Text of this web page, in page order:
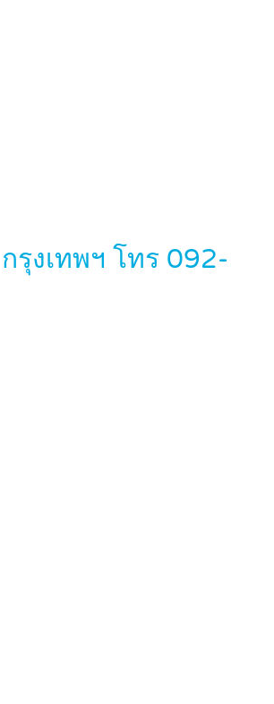
รุงเทพฯ โทร 092-